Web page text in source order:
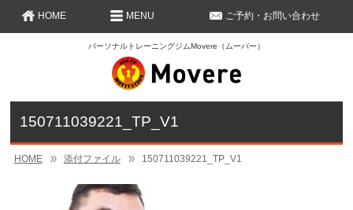
パーソナルトレーニングジムMovere（ムーバー）
HOME ご予約・お問い合わせ
MENU
150711039221_TP_V1
HOME 添付ファイル 150711039221_TP_V1